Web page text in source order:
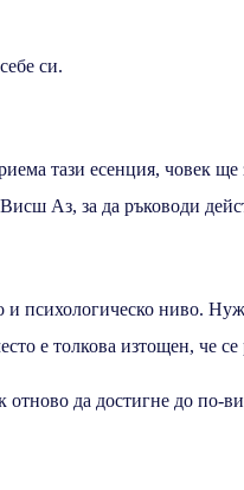
си.
тази есенция, човек ще
Аз, за ​​да ръководи
психологическо ниво.
е толкова изтощен, че
отново да достигне до по-